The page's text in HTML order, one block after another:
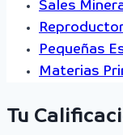
Sales
Pequeñas
Materias
Tu